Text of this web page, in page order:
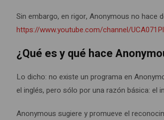
Sin embargo, en rigor, Anonymous no hace
https://www.youtube.com/channel/
¿Qué es y qué hace
Lo dicho: no existe un programa en
el inglés, pero sólo por una razón básica: el
Anonymous sugiere y promueve el